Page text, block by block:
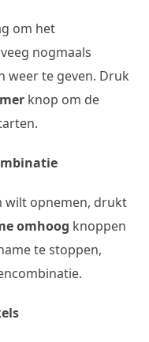
om het
nogmaals
weer te geven. Druk
knop om de
wilt opnemen, drukt
omhoog knoppen
te stoppen,